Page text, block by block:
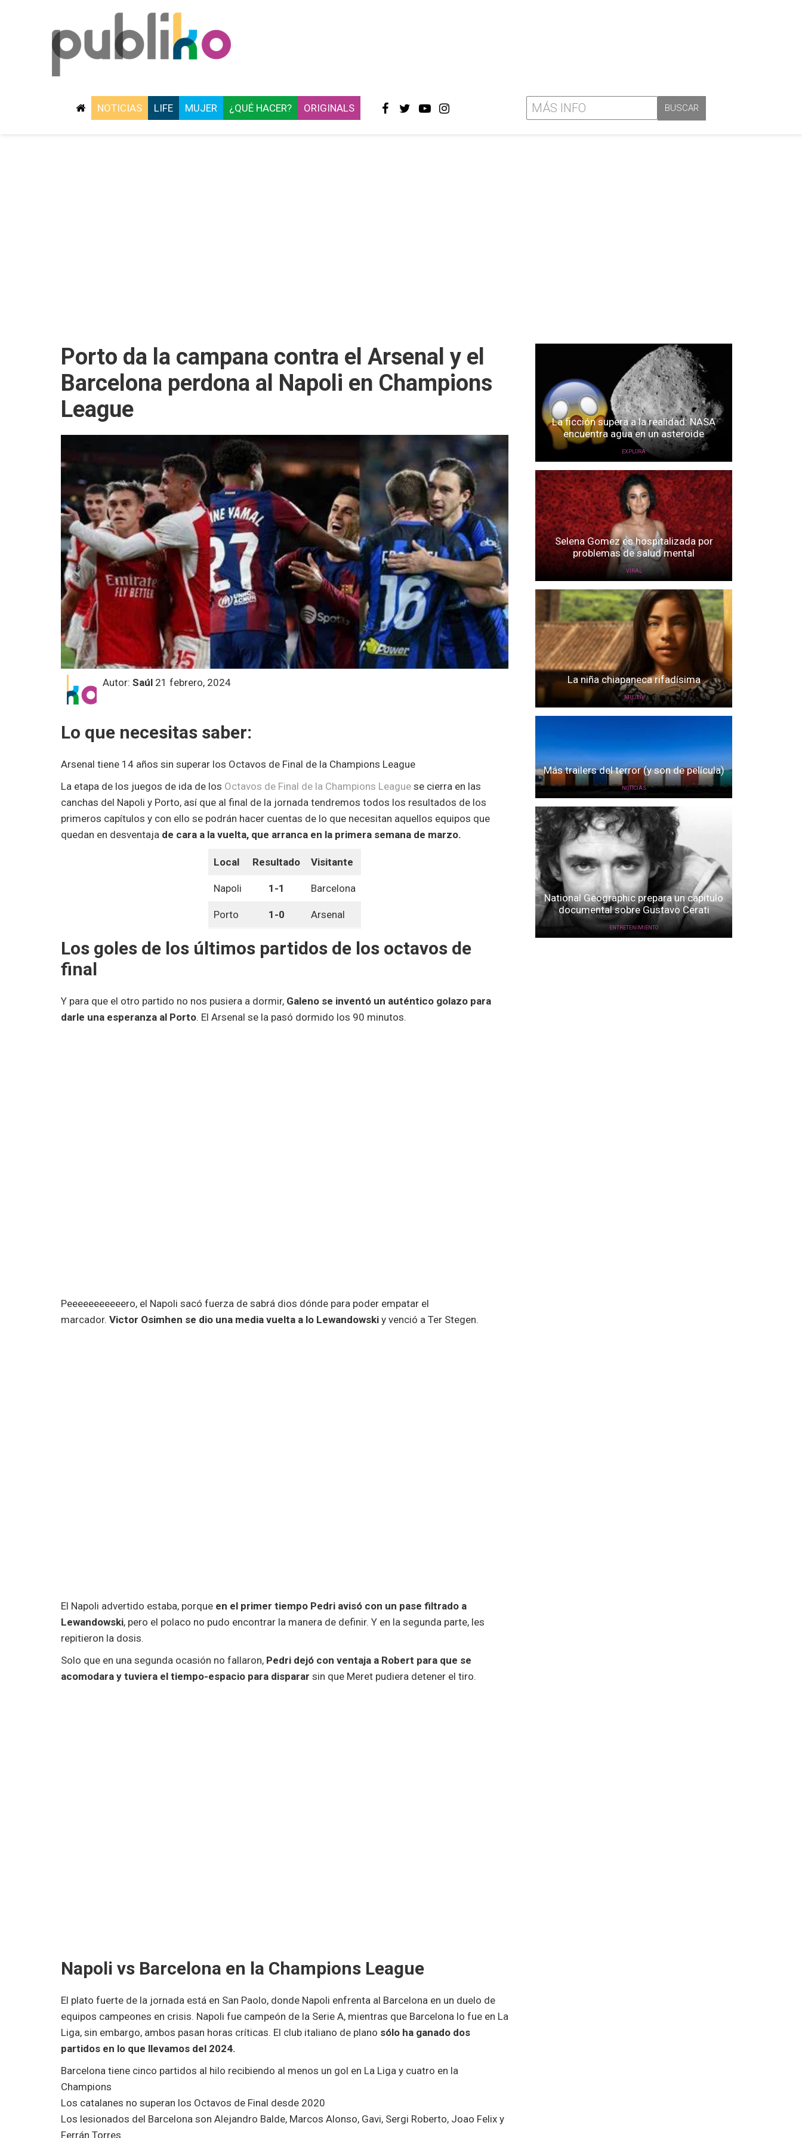
NOTICIAS LIFE MUJER ¿QUÉ HACER? ORIGINALS
Porto da la campana contra el Arsenal y el
Barcelona perdona al Napoli en Champions
League
Autor: Saúl 21 febrero, 2024
Lo que necesitas saber:
Arsenal tiene 14 años sin superar los Octavos de Final de la Champions League
La etapa de los juegos de ida de los Octavos de Final de la Champions League se cierra en las
canchas del Napoli y Porto, así que al final de la jornada tendremos todos los resultados de los
primeros capítulos y con ello se podrán hacer cuentas de lo que necesitan aquellos equipos que
quedan en desventaja de cara a la vuelta, que arranca en la primera semana de marzo.
Local Resultado Visitante
Napoli 1-1 Barcelona
Porto 1-0 Arsenal
Los goles de los últimos partidos de los octavos de
final
Y para que el otro partido no nos pusiera a dormir, Galeno se inventó un auténtico golazo para
darle una esperanza al Porto. El Arsenal se la pasó dormido los 90 minutos.
Peeeeeeeeeeero, el Napoli sacó fuerza de sabrá dios dónde para poder empatar el
marcador. Victor Osimhen se dio una media vuelta a lo Lewandowski y venció a Ter Stegen.
El Napoli advertido estaba, porque en el primer tiempo Pedri avisó con un pase filtrado a
Lewandowski, pero el polaco no pudo encontrar la manera de definir. Y en la segunda parte, les
repitieron la dosis.
Solo que en una segunda ocasión no fallaron, Pedri dejó con ventaja a Robert para que se
acomodara y tuviera el tiempo-espacio para disparar sin que Meret pudiera detener el tiro.
Napoli vs Barcelona en la Champions League
El plato fuerte de la jornada está en San Paolo, donde Napoli enfrenta al Barcelona en un duelo de
equipos campeones en crisis. Napoli fue campeón de la Serie A, mientras que Barcelona lo fue en La
Liga, sin embargo, ambos pasan horas críticas. El club italiano de plano sólo ha ganado dos
partidos en lo que llevamos del 2024.
Barcelona tiene cinco partidos al hilo recibiendo al menos un gol en La Liga y cuatro en la
Champions
Los catalanes no superan los Octavos de Final desde 2020
Los lesionados del Barcelona son Alejandro Balde, Marcos Alonso, Gavi, Sergi Roberto, Joao Felix y
Ferrán Torres
La ficción supera a la realidad: NASA
encuentra agua en un asteroide
EXPLORA
Selena Gomez es hospitalizada por
problemas de salud mental
VIRAL
La niña chiapaneca rifadísima
MUJER
Más trailers del terror (y son de película)
NOTICIAS
National Geographic prepara un capítulo
documental sobre Gustavo Cerati
ENTRETENIMIENTO